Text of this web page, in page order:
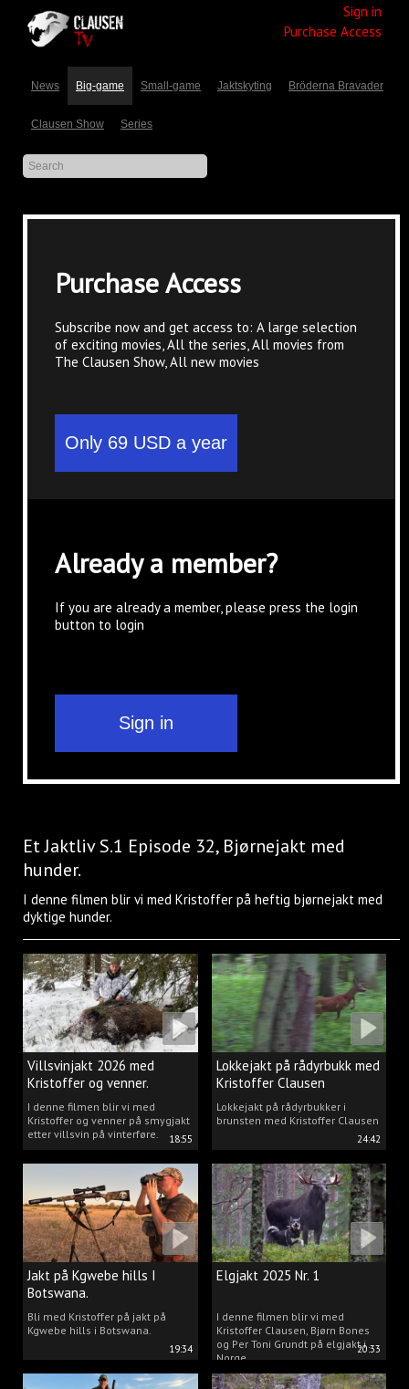
Sign in
Purchase Access
News Big-game Small-game Jaktskyting Bröderna Bravader
Clausen Show Series
Purchase Access
Subscribe now and get access to: A large selection
of exciting movies, All the series, All movies from
The Clausen Show, All new movies
Already a member?
If you are already a member, please press the login
button to login
Et Jaktliv S.1 Episode 32, Bjørnejakt med
hunder.
I denne filmen blir vi med Kristoffer på heftig bjørnejakt med
dyktige hunder.
18:55
Villsvinjakt 2026 med
Kristoffer og venner.
I denne filmen blir vi med
Kristoffer og venner på smygjakt
etter villsvin på vinterføre.
24:42
Lokkejakt på rådyrbukk med
Kristoffer Clausen
Lokkejakt på rådyrbukker i
brunsten med Kristoffer Clausen
19:34
Jakt på Kgwebe hills I
Botswana.
Bli med Kristoffer på jakt på
Kgwebe hills i Botswana.
20:33
Elgjakt 2025 Nr. 1
I denne filmen blir vi med
Kristoffer Clausen, Bjørn Bones
og Per Toni Grundt på elgjakt i
Norge.